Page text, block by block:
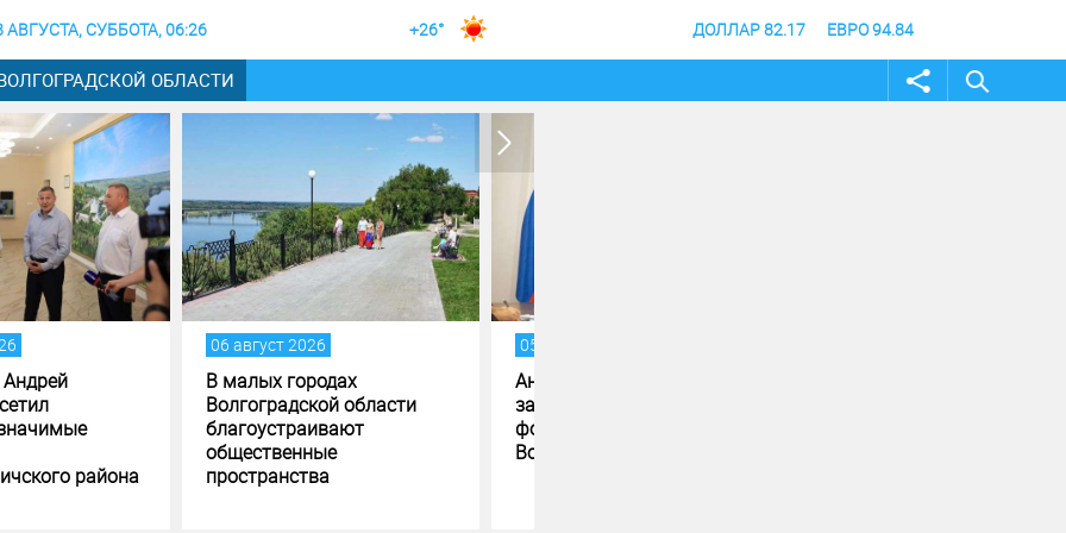
АВГУСТА, СУББОТА, 06:26 +26° ДОЛЛАР 82.17 ЕВРО 94.84
ОБЛАСТИ
2026
городах
области
05 август 2026
Андрей Бочаров поставил
задачи по исполнению и
формированию бюджета
Волгоградской области